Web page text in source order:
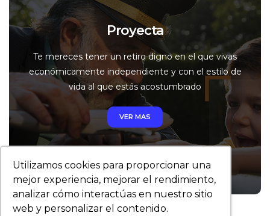
Utilizamos cookies para proporcionar una
mejor experiencia, mejorar el rendimiento,
analizar cómo interactúas en nuestro sitio
web y personalizar el contenido.
Proyecta
Te mereces tener un retiro digno en el que vivas
económicamente independiente y con el estilo de
vida al que estás acostumbrado
VER MAS